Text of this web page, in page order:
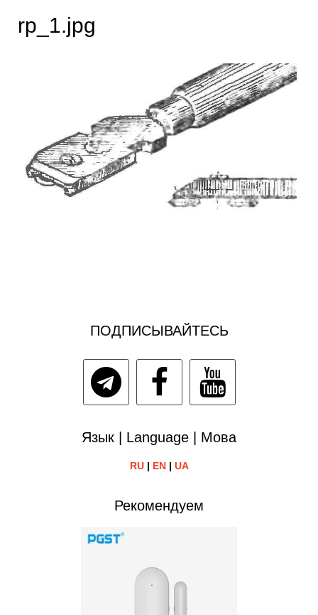
rp_1.jpg
ПОДПИСЫВАЙТЕСЬ
Язык | Language | Мова
RU| EN| UA
Рекомендуем